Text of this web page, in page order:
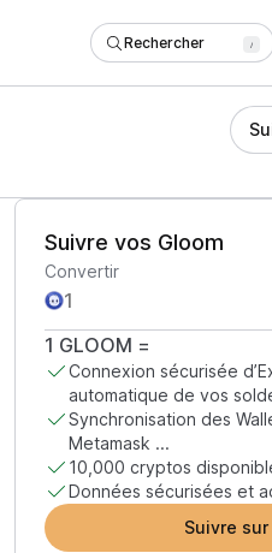
Rechercher /
Suivre vos Gloom
Convertir
1 GLOOM =
Connexion sécurisée
automatique de vos
Synchronisation des
Metamask ...
10,000 cryptos
Données sécurisées et
Suivre sur